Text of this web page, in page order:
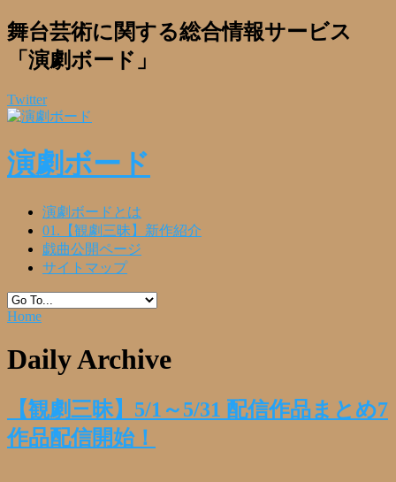
舞台芸術に関する総合情報サービス
「演劇ボード」
Twitter
演劇ボード
演劇ボードとは
01.【観劇三昧】新作紹介
戯曲公開ページ
サイトマップ
Home
Daily Archive
【観劇三昧】5/1～5/31 配信作品まとめ7
作品配信開始！